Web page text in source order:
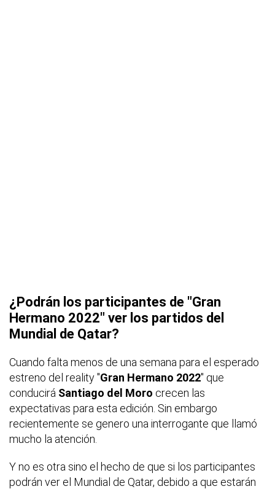
¿Podrán los participantes de "Gran
Hermano 2022" ver los partidos del
Mundial de Qatar?
Cuando falta menos de una semana para el esperado
estreno del reality "Gran Hermano 2022" que
conducirá Santiago del Moro crecen las
expectativas para esta edición. Sin embargo
recientemente se genero una interrogante que llamó
mucho la atención.
Y no es otra sino el hecho de que si los participantes
podrán ver el Mundial de Qatar, debido a que estarán